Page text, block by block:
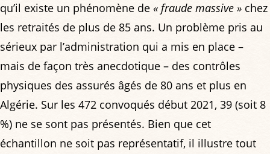
qu’il existe un phénomène de « fraude massive » chez
les retraités de plus de 85 ans. Un problème pris au
sérieux par l’administration qui a mis en place –
mais de façon très anecdotique – des contrôles
physiques des assurés âgés de 80 ans et plus en
Algérie. Sur les 472 convoqués début 2021, 39 (soit 8
%) ne se sont pas présentés. Bien que cet
échantillon ne soit pas représentatif, il illustre tout